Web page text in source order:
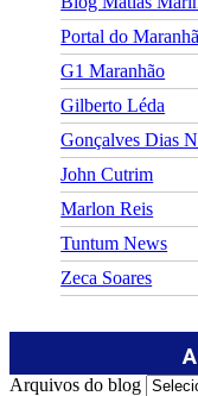
Portal do
G1 Maranhão
Gilberto Léda
Gonçalves Dias
John Cutrim
Marlon Reis
Tuntum News
Zeca Soares
Arquivos do blog